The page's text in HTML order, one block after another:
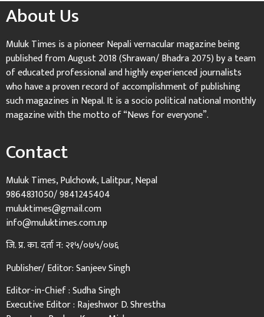
About Us
Muluk Times is a pioneer Nepali vernacular magazine being
published from August 2018 (Shrawan/ Bhadra 2075) by a team
of educated professional and highly experienced journalists
who have a proven record of accomplishment of publishing
such magazines in Nepal. It is a socio political national monthly
magazine with the motto of “News for everyone”.
Contact
Muluk Times, Pulchowk, Lalitpur, Nepal
9864831050/ 9841245404
muluktimes@gmail.com
info@muluktimes.com.np
जि. प्र. का. दर्ता न: २१५/०७५/०७६
Publisher/ Editor: Sanjeev Singh
Editor-in-Chief : Sudha Singh
Executive Editor : Rajeshwor D. Shrestha